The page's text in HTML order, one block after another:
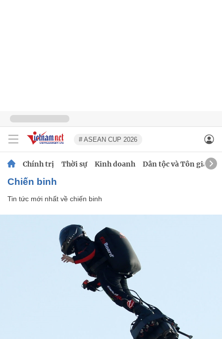
# ASEAN CUP 2026
Chính trị Thời sự Kinh doanh Dân tộc và Tôn giáo
chiến binh
Tin tức mới nhất về chiến binh